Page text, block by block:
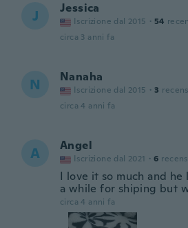
J Jessica
Iscrizione dal 2015 · 54
circa 3 anni fa
N Nanaha
Iscrizione dal 2015 · 3
circa 4 anni fa
A Angel
Iscrizione dal 2021 · 6
I love it so much and he
a while for shiping but
circa 4 anni fa